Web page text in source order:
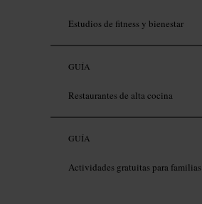
Estudios de fitness y bienestar
GUÍA
Restaurantes de alta cocina
GUÍA
Actividades gratuitas para familias